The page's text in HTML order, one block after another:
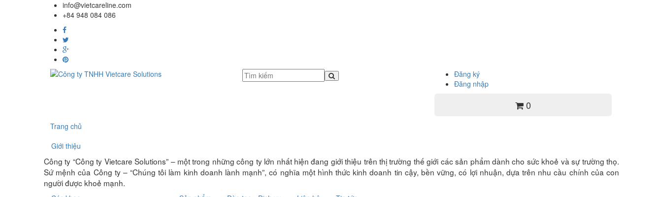
info@vietcareline.com
+84 948 084 086
Đăng ký
Đăng nhập
0
Trang chủ
Giới thiệu
Công ty “Công ty Vietcare Solutions” – một trong những công ty lớn nhất hiện đang giới thiệu trên thị trường thế giới các sản phẩm dành cho sức khoẻ và sự trường thọ.
Sứ mệnh của Công ty – “Chúng tôi làm kinh doanh lành mạnh”, có nghĩa một hình thức kinh doanh tin cậy, bền vững, có lợi nhuận, dựa trên nhu cầu chính của con
người được khoẻ mạnh.